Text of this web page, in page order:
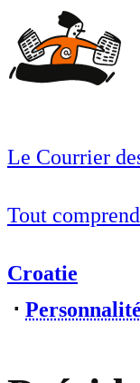
Le Courrier
Tout
Croatie
⋅